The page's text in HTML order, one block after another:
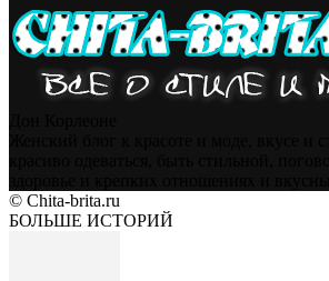
© Chita-brita.ru
БОЛЬШЕ ИСТОРИЙ